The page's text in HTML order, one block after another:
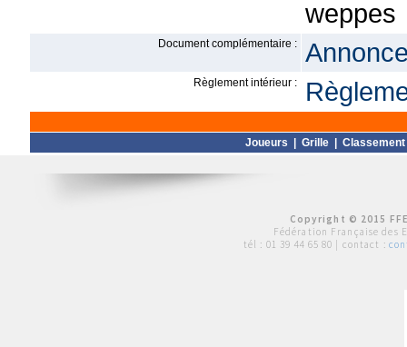
weppes
Document complémentaire :
Règlement intérieur :
Joueurs Grille Classement
Copyright © 2015
Fédération Française des
tél : 01 39 44 65 80 | contact :